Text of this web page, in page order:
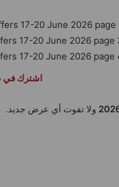
اشترك في
ولا تفوت أي عرض جديد.